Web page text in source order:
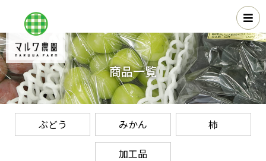
商品一覧
ぶどう みかん 柿
加工品